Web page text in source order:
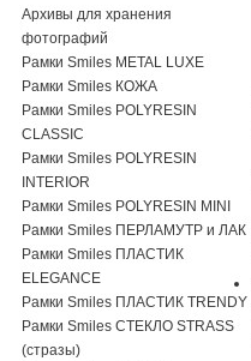
Архивы для хранения
фотографий
Рамки Smiles METAL LUXE
Рамки Smiles КОЖА
Рамки Smiles POLYRESIN
CLASSIC
Рамки Smiles POLYRESIN
INTERIOR
Рамки Smiles POLYRESIN MINI
Рамки Smiles ПЕРЛАМУТР и ЛАК
Рамки Smiles ПЛАСТИК
ELEGANCE
Рамки Smiles ПЛАСТИК TRENDY
Рамки Smiles СТЕКЛО STRASS
(стразы)